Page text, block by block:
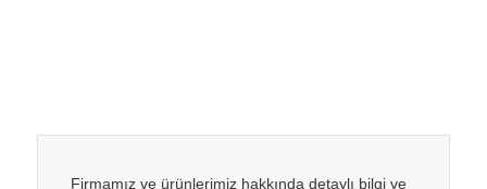
Firmamız ve ürünlerimiz hakkında detaylı bilgi ve